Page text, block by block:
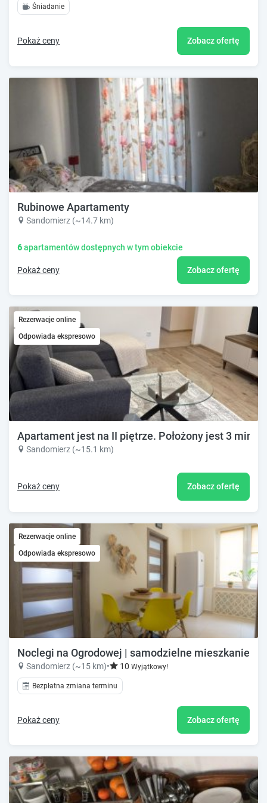
Śniadanie
Pokaż ceny Zobacz ofertę
Rubinowe Apartamenty
Sandomierz (~14.7 km)
6apartamentów dostępnych w tym obiekcie
Pokaż ceny Zobacz ofertę
Rezerwacje online
Odpowiada ekspresowo
Apartament jest na II piętrze. Położony jest 3 minut
Sandomierz (~15.1 km)
Pokaż ceny Zobacz ofertę
Rezerwacje online
Odpowiada ekspresowo
Noclegi na Ogrodowej | samodzielne mieszkanie w
Sandomierz (~15 km)• 10 Wyjątkowy!
Bezpłatna zmiana terminu
Pokaż ceny Zobacz ofertę